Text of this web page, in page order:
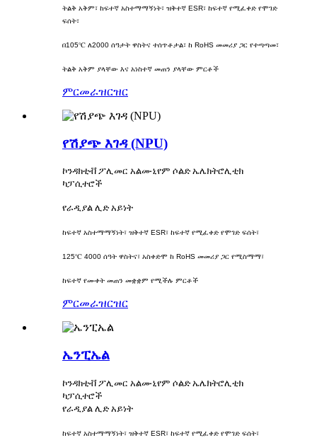
ትልቅ አቅም፣ ከፍተኛ አስተማማኝነት፣ ዝቅተኛ ESR፣ ከፍተኛ የሚፈቀድ የሞገድ
ፍሰት፣
በ105℃ ለ2000 ሰዓታት ዋስትና ተሰጥቶታል፣ ከ RoHS መመሪያ ጋር የተጣጣመ፣
ትልቅ አቅም ያላቸው እና አነስተኛ መጠን ያላቸው ምርቶች
ምርመራዝርዝር
የሽያጭ እገዳ (NPU)
ኮንዳክቲቭ ፖሊመር አልሙኒየም ሶልድ ኤሌክትሮሊቲክ
ካፓሲተሮች
የራዲያል ሊድ አይነት
ከፍተኛ አስተማማኝነት፣ ዝቅተኛ ESR፣ ከፍተኛ የሚፈቀድ የሞገድ ፍሰት፣
125℃ 4000 ሰዓት ዋስትና፣ አስቀድሞ ከ RoHS መመሪያ ጋር የሚስማማ፣
ከፍተኛ የሙቀት መጠን መቋቋም የሚችሉ ምርቶች
ምርመራዝርዝር
ኤንፒኤል
ኮንዳክቲቭ ፖሊመር አልሙኒየም ሶልድ ኤሌክትሮሊቲክ
ካፓሲተሮች
የራዲያል ሊድ አይነት
ከፍተኛ አስተማማኝነት፣ ዝቅተኛ ESR፣ ከፍተኛ የሚፈቀድ የሞገድ ፍሰት፣